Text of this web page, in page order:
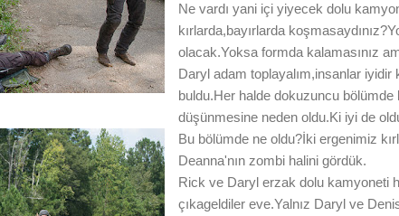
Ne vardı yani içi yiyecek dolu
kırlarda,bayırlarda
olacak.Yoksa formda kalamasınız
Daryl adam toplayalım,insanlar iyidir
buldu.Her halde dokuzuncu bölümde
düşünmesine neden oldu.Ki iyi de
Bu bölümde ne oldu?İki ergenimiz
Deanna'nın zombi halini gördük.
Rick ve Daryl erzak dolu kamyoneti
çıkageldiler eve.Yalnız Daryl ve